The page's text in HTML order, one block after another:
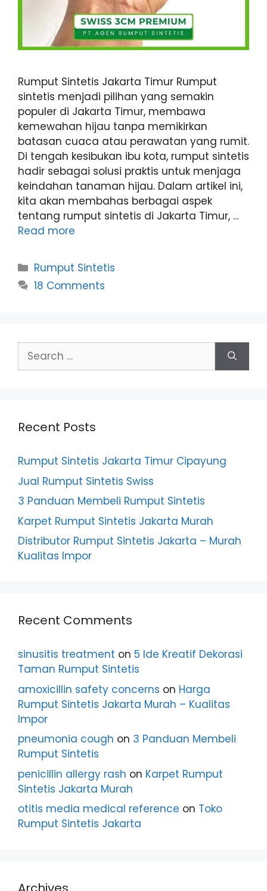
Rumput Sintetis Jakarta Timur Rumput
sintetis menjadi pilihan yang semakin
populer di Jakarta Timur, membawa
kemewahan hijau tanpa memikirkan
batasan cuaca atau perawatan yang rumit.
Di tengah kesibukan ibu kota, rumput sintetis
hadir sebagai solusi praktis untuk menjaga
keindahan tanaman hijau. Dalam artikel ini,
kita akan membahas berbagai aspek
tentang rumput sintetis di Jakarta Timur, …
Read more
Categories
Rumput Sintetis
18 Comments
Search
for:
Recent Posts
Rumput Sintetis Jakarta Timur Cipayung
Jual Rumput Sintetis Swiss
3 Panduan Membeli Rumput Sintetis
Karpet Rumput Sintetis Jakarta Murah
Distributor Rumput Sintetis Jakarta – Murah
Kualitas Impor
Recent Comments
sinusitis treatment on 5 Ide Kreatif Dekorasi
Taman Rumput Sintetis
amoxicillin safety concerns on Harga
Rumput Sintetis Jakarta Murah – Kualitas
Impor
pneumonia cough on 3 Panduan Membeli
Rumput Sintetis
penicillin allergy rash on Karpet Rumput
Sintetis Jakarta Murah
otitis media medical reference on Toko
Rumput Sintetis Jakarta